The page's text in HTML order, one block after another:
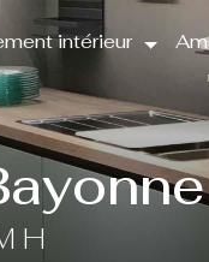
intérieur
H